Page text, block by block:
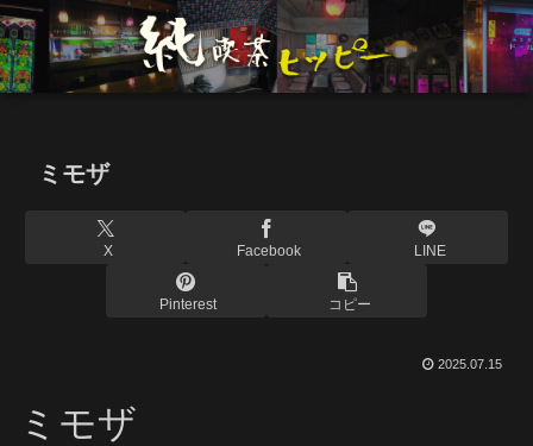
ミモザ
X Facebook LINE
Pinterest コピー
2025.07.15
ミモザ